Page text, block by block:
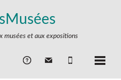
musées et aux expositions